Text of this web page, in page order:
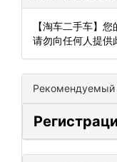
【淘车二手车】
请勿向任何人提供
Рекомендуемый